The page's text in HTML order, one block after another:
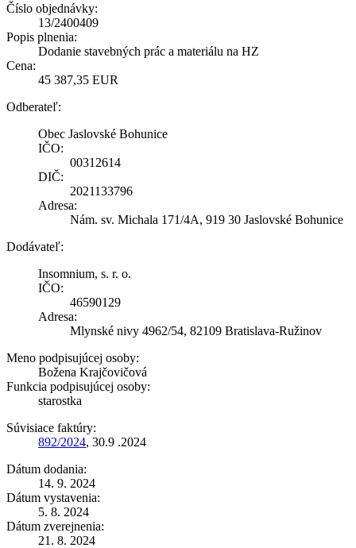
Číslo objednávky:
13/2400409
Popis plnenia:
Dodanie stavebných prác a materiálu na HZ
Cena:
45 387,35 EUR
Odberateľ:
Obec Jaslovské Bohunice
IČO:
00312614
DIČ:
2021133796
Adresa:
Nám. sv. Michala 171/4A, 919 30 Jaslovské Bohunice
Dodávateľ:
Insomnium, s. r. o.
IČO:
46590129
Adresa:
Mlynské nivy 4962/54, 82109 Bratislava-Ružinov
Meno podpisujúcej osoby:
Božena Krajčovičová
Funkcia podpisujúcej osoby:
starostka
Súvisiace faktúry:
892/2024, 30.9 .2024
Dátum dodania:
14. 9. 2024
Dátum vystavenia:
5. 8. 2024
Dátum zverejnenia:
21. 8. 2024